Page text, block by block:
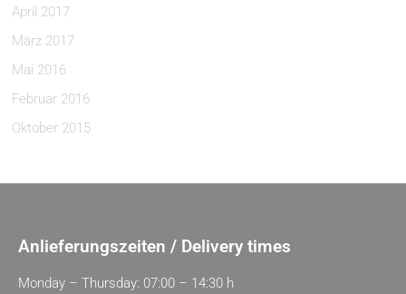
April 2017
März 2017
Mai 2016
Februar 2016
Oktober 2015
Anlieferungszeiten / Delivery times
Monday – Thursday: 07:00 – 14:30 h